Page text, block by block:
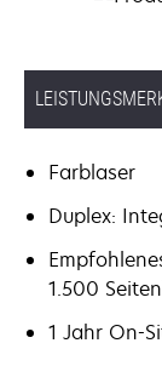
Farblaser
Duplex:
1.500 Seiten
1 Jahr On-